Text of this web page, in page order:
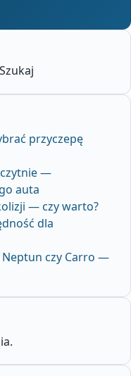
Szukaj
przyczepę
—
auta
— czy warto?
dla
Neptun czy Carro —